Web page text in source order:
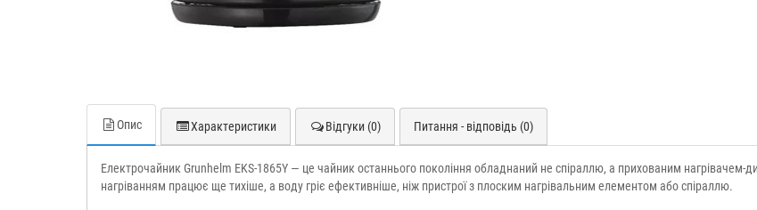
Опис Характеристики Відгуки (0) Питання - відповідь (0)
Електрочайник Grunhelm EKS-1865Y — це чайник останнього покоління обладнаний не спіраллю, а прихованим нагрівачем-
нагріванням працює ще тихіше, а воду гріє ефективніше, ніж пристрої з плоским нагрівальним елементом або спіраллю.